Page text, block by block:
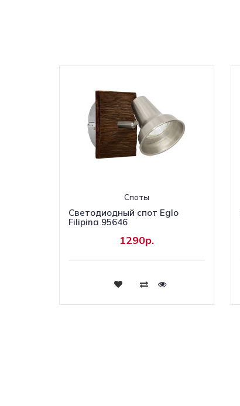
Споты
Светодиодный спот Eglo
Filipina 95646
1290р.
Купить